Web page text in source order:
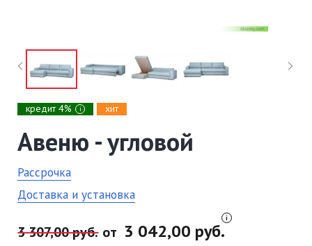
кредит 4% i хит
Авеню - угловой
Рассрочка
Доставка и установка
3 307,00 руб. от 3 042,00 руб.